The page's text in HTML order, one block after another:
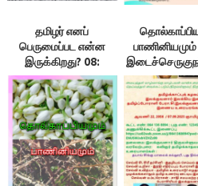
தமிழர் எனப்
பெருமைப்பட என்ன
இருக்கிறது? 08:
வீட்டிலும் ஏட்டிலும்
தமிழைத் தொலைக்கும்
நாம் : இலக்குவனார்
திருவள்ளுவன்
பாணினியமும்